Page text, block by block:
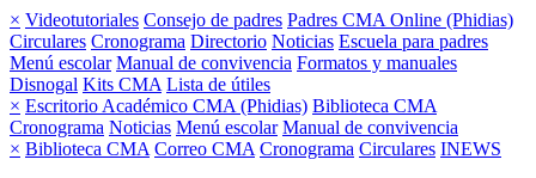
× Videotutoriales Consejo de padres Padres CMA Online (Phidias)
Circulares Cronograma Directorio Noticias Escuela para padres
Menú escolar Manual de convivencia Formatos y manuales
Disnogal Kits CMA Lista de útiles
× Escritorio Académico CMA (Phidias) Biblioteca CMA
Cronograma Noticias Menú escolar Manual de convivencia
× Biblioteca CMA Correo CMA Cronograma Circulares INEWS